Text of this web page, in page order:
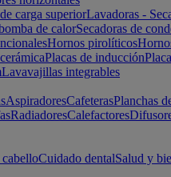
carga superiorLavadoras -
de calorSecadoras de
Hornos pirolíticos
Placas de inducción
Lavavajillas integrables
AspiradoresCafeterasPlanchas
RadiadoresCalefactores
Cuidado dentalSalud y